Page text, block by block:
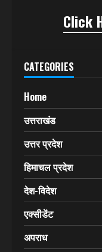
Click
CATEGORIES
Home
उत्तराखंड
उत्तर प्रदेश
हिमाचल प्रदेश
देश-विदेश
एक्सीडेंट
अपराध